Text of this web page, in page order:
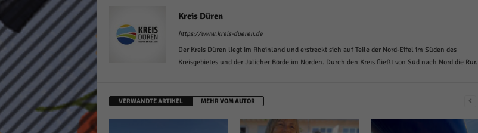
Kreis Düren
https://www.kreis-dueren.de
Der Kreis Düren liegt im Rheinland und erstreckt sich auf Teile der Nord-Eifel im Süden des
Kreisgebietes und der Jülicher Börde im Norden. Durch den Kreis fließt von Süd nach Nord die Rur.
VERWANDTE ARTIKEL MEHR VOM AUTOR